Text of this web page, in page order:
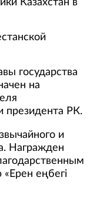
Казахстан в
государства
на
президента РК.
и
Награжден
еңбегі